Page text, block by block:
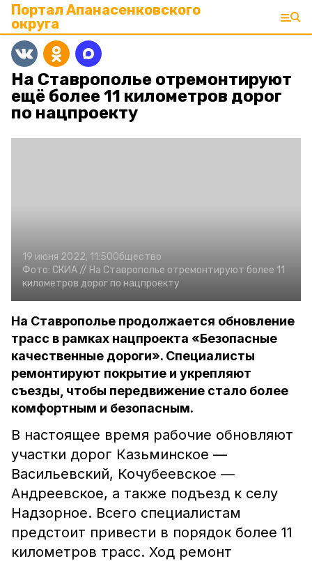
Портал Апанасенковского
округа
На Ставрополье отремонтируют
ещё более 11 километров дорог
по нацпроекту
19 июня 2022, 11:50Общество
Фото: СКИА // На Ставрополье отремонтируют более 11
километров дорог по нацпроекту
На Ставрополье продолжается обновление
трасс в рамках нацпроекта «Безопасные
качественные дороги». Специалисты
ремонтируют покрытие и укрепляют
съезды, чтобы передвижение стало более
комфортным и безопасным.
В настоящее время рабочие обновляют
участки дорог Казьминское —
Васильевский, Кочубеевское —
Андреевское, а также подъезд к селу
Надзорное. Всего специалистам
предстоит привести в порядок более 11
километров трасс. Ход ремонт